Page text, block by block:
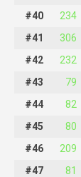
#40
234
#41
306
#42
232
#43
79
#44
82
#45
80
#46
209
#47
81
#40
234
#41
306
#42
232
#43
JAIME
#44
JAVIER
#45
JOSE
#46
209
#47